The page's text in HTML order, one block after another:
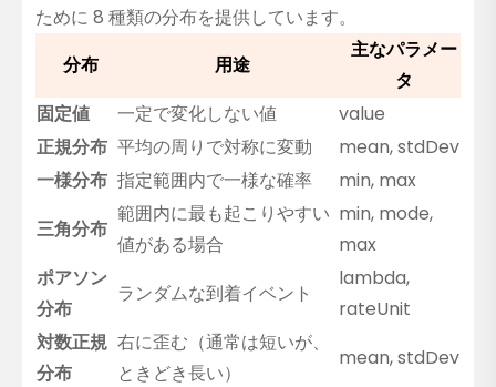
ために 8 種類の分布を提供しています。
分布
用途
主なパラメー
タ
固定値
一定で変化しない値
value
正規分布 平均の周りで対称に変動
mean, stdDev
一様分布 指定範囲内で一様な確率
min, max
三角分布
範囲内に最も起こりやすい
値がある場合
min, mode,
max
ポアソン
分布
ランダムな到着イベント
lambda,
rateUnit
対数正規
分布
右に歪む（通常は短いが、
ときどき長い）
mean, stdDev